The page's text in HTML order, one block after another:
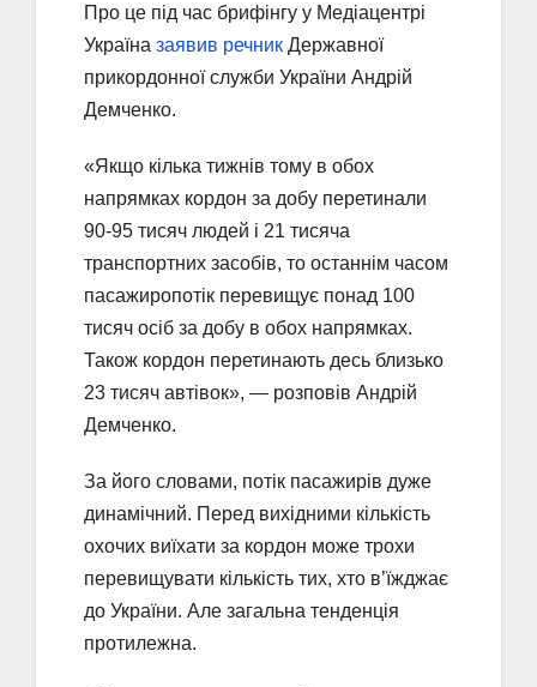
Про це під час брифінгу у Медіацентрі
Україна заявив речник Державної
прикордонної служби України Андрій
Демченко.
«Якщо кілька тижнів тому в обох
напрямках кордон за добу перетинали
90-95 тисяч людей і 21 тисяча
транспортних засобів, то останнім часом
пасажиропотік перевищує понад 100
тисяч осіб за добу в обох напрямках.
Також кордон перетинають десь близько
23 тисяч автівок», — розповів Андрій
Демченко.
За його словами, потік пасажирів дуже
динамічний. Перед вихідними кількість
охочих виїхати за кордон може трохи
перевищувати кількість тих, хто в’їжджає
до України. Але загальна тенденція
протилежна.